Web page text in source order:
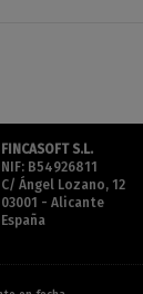
FINCASOFT S.L.
NIF: B54926811
C/ Ángel Lozano, 12
03001 - Alicante
España